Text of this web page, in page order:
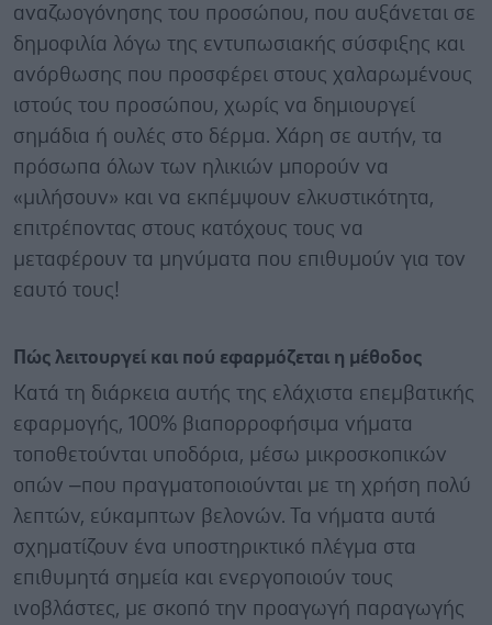
αναζωογόνησης του προσώπου, που αυξάνεται σε
δημοφιλία λόγω της εντυπωσιακής σύσφιξης και
ανόρθωσης που προσφέρει στους χαλαρωμένους
ιστούς του προσώπου, χωρίς να δημιουργεί
σημάδια ή ουλές στο δέρμα. Χάρη σε αυτήν, τα
πρόσωπα όλων των ηλικιών μπορούν να
«μιλήσουν» και να εκπέμψουν ελκυστικότητα,
επιτρέποντας στους κατόχους τους να
μεταφέρουν τα μηνύματα που επιθυμούν για τον
εαυτό τους!
Πώς λειτουργεί και πού εφαρμόζεται η μέθοδος
Κατά τη διάρκεια αυτής της ελάχιστα επεμβατικής
εφαρμογής, 100% βιαπορροφήσιμα νήματα
τοποθετούνται υποδόρια, μέσω μικροσκοπικών
οπών –που πραγματοποιούνται με τη χρήση πολύ
λεπτών, εύκαμπτων βελονών. Τα νήματα αυτά
σχηματίζουν ένα υποστηρικτικό πλέγμα στα
επιθυμητά σημεία και ενεργοποιούν τους
ινοβλάστες, με σκοπό την προαγωγή παραγωγής